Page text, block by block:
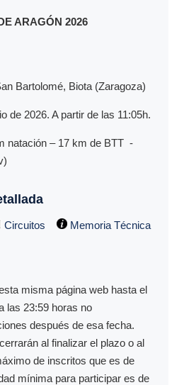
ARAGÓN 2026
Bartolomé, Biota (Zaragoza)
de 2026. A partir de las 11:05h.
natación – 17 km de BTT -
Circuitos Memoria Técnica
misma página web hasta el
las 23:59 horas no
después de esa fecha.
al finalizar el plazo o al
de inscritos que es de
mínima para participar es de